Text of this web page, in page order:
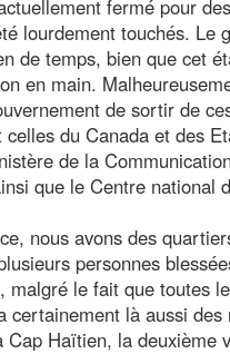
fermé pour
lourdement touchés. Le
de temps, bien que cet
en main.
de sortir de
du Canada et des
de la
que le Centre national
nous avons des
personnes
le fait que toutes
là aussi
Haïtien, la deuxième